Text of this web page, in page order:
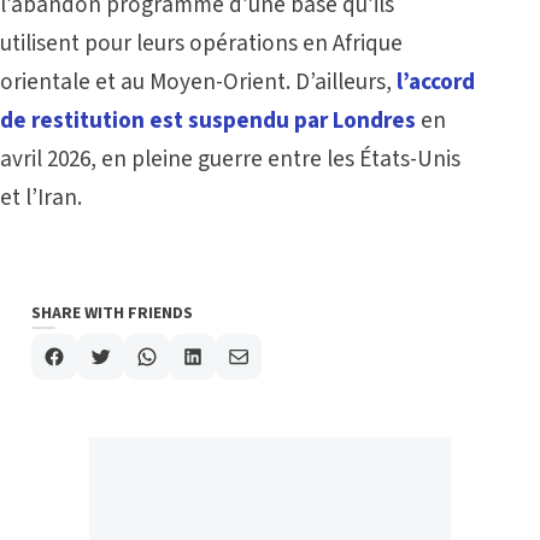
utilisent pour leurs opérations en Afrique
orientale et au Moyen-Orient. D’ailleurs, l’accord
de restitution est suspendu par Londres en
avril 2026, en pleine guerre entre les États-Unis
et l’Iran.
SHARE WITH FRIENDS